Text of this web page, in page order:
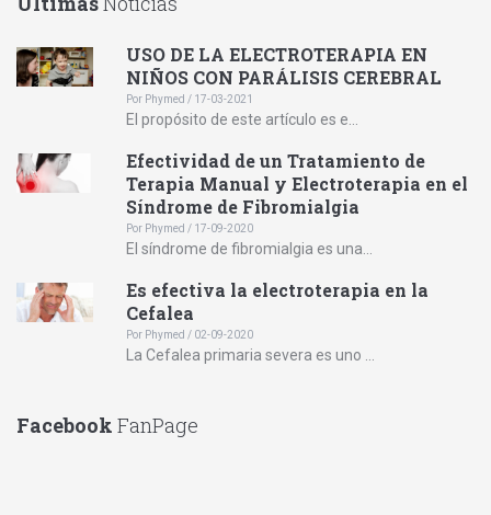
USO DE LA ELECTROTERAPIA EN
NIÑOS CON PARÁLISIS CEREBRAL
Por Phymed / 17-03-2021
El propósito de este artículo es e...
Efectividad de un Tratamiento de
Terapia Manual y Electroterapia en el
Síndrome de Fibromialgia
Por Phymed / 17-09-2020
El síndrome de fibromialgia es una...
Es efectiva la electroterapia en la
Cefalea
Por Phymed / 02-09-2020
La Cefalea primaria severa es uno ...
Facebook FanPage